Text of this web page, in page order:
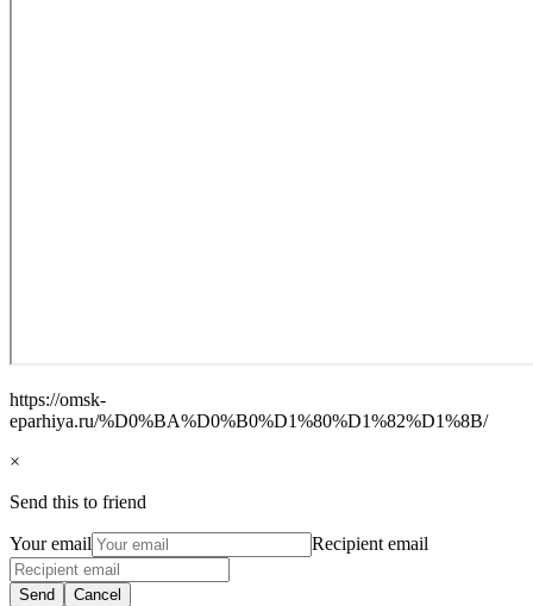
https://omsk-
eparhiya.ru/%D0%BA%D0%B0%D1%80%D1%82%D1%8B/
×
Send this to friend
Your email Recipient email
Send Cancel